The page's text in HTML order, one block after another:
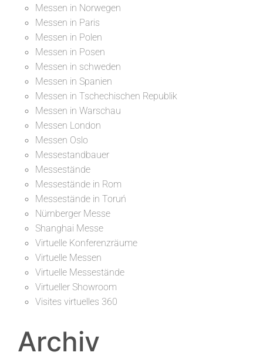
Messen in Norwegen
Messen in Paris
Messen in Polen
Messen in Posen
Messen in schweden
Messen in Spanien
Messen in Tschechischen Republik
Messen in Warschau
Messen London
Messen Oslo
Messestandbauer
Messestände
Messestände in Rom
Messestände in Toruń
Nürnberger Messe
Shanghai Messe
Virtuelle Konferenzräume
Virtuelle Messen
Virtuelle Messestände
Virtueller Showroom
Visites virtuelles 360
Archiv